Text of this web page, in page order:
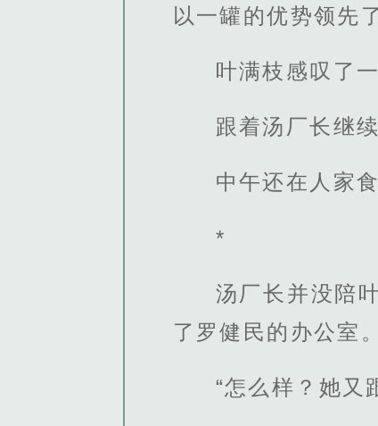
以一罐的优势领先
叶满枝感叹了
跟着汤厂长继
中午还在人家
*
汤厂长并没陪
了罗健民的办公室。
“怎么样？她又